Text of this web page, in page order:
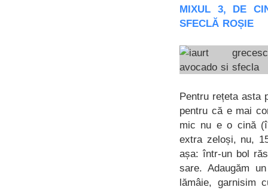
MIXUL 3, DE
SFECLĂ ROȘIE
Pentru rețeta asta
pentru că e mai
mic nu e o cină
extra zeloși, nu,
așa: într-un bol
sare. Adaugăm
lămâie, garnisim